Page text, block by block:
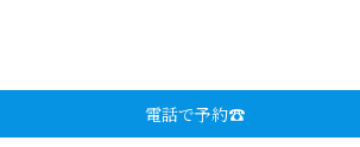
電話で予約☎